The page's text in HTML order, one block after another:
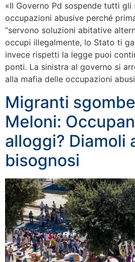
«Il Governo Pd sospende tutti gli
occupazioni abusive perché
“servono soluzioni abitative
occupi illegalmente, lo Stato ti
invece rispetti la legge puoi
ponti. La sinistra al governo si
alla mafia delle occupazioni
Migranti
Meloni:
alloggi? Diamoli
bisognosi